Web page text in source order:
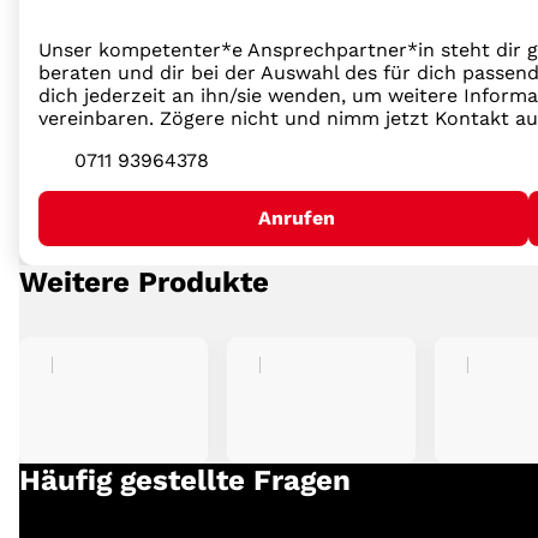
Unser kompetenter*e Ansprechpartner*in steht dir
beraten und dir bei der Auswahl des für dich
dich jederzeit an ihn/sie wenden, um weitere
vereinbaren. Zögere nicht und nimm jetzt Kontakt
0711 93964378
Anrufen
Weitere Produkte
Häufig gestellte Fragen